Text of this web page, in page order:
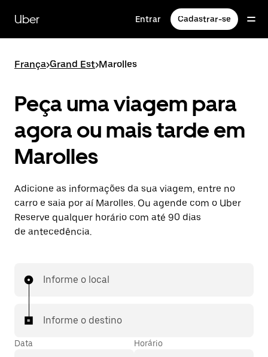
para
conteúdo
Uber Entrar Cadastrar-se
França>Grand Est>Marolles
Peça uma viagem para
agora ou mais tarde em
Marolles
Adicione as informações da sua viagem, entre no
carro e saia por aí Marolles. Ou agende com o Uber
Reserve qualquer horário com até 90 dias
de antecedência.
Informe o local
Informe o destino
Data Horário